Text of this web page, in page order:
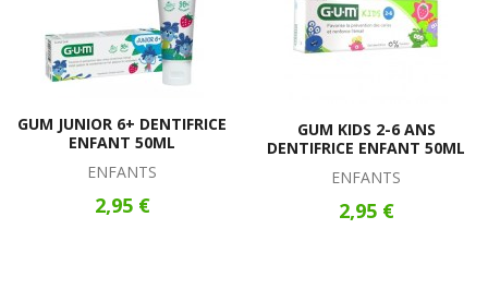
GUM JUNIOR 6+ DENTIFRICE
ENFANT 50ML
ENFANTS
2,95 €
GUM KIDS 2-6 ANS
DENTIFRICE ENFANT 50ML
ENFANTS
2,95 €